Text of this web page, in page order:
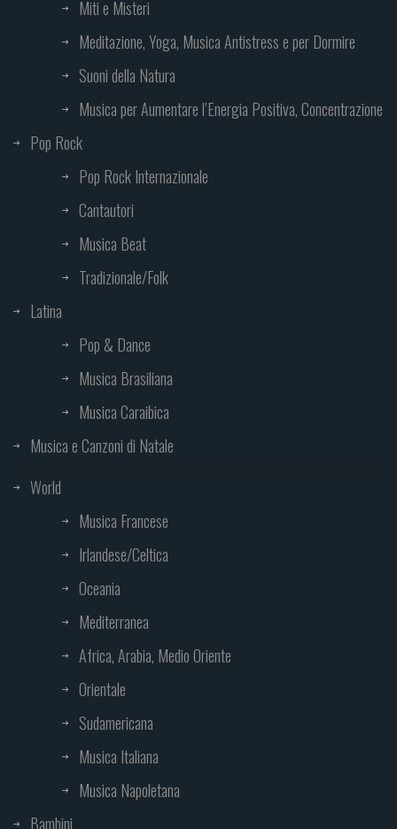
Miti e Misteri
Meditazione, Yoga, Musica Antistress e per Dormire
Suoni della Natura
Musica per Aumentare l’Energia Positiva, Concentrazione
Pop Rock
Pop Rock Internazionale
Cantautori
Musica Beat
Tradizionale/Folk
Latina
Pop & Dance
Musica Brasiliana
Musica Caraibica
Musica e Canzoni di Natale
World
Musica Francese
Irlandese/Celtica
Oceania
Mediterranea
Africa, Arabia, Medio Oriente
Orientale
Sudamericana
Musica Italiana
Musica Napoletana
Bambini